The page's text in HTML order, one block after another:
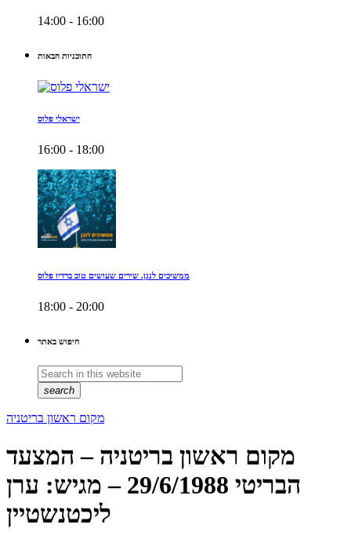
14:00 - 16:00
התוכניות הבאות
ישראלי פלוס
16:00 - 18:00
ממשיכים לנגן. שירים שעושים טוב ברדיו פלוס
18:00 - 20:00
חיפוש באתר
search
מקום ראשון בריטניה
מקום ראשון בריטניה – המצעד
הבריטי 29/6/1988 – מגיש: ערן
ליכטנשטיין